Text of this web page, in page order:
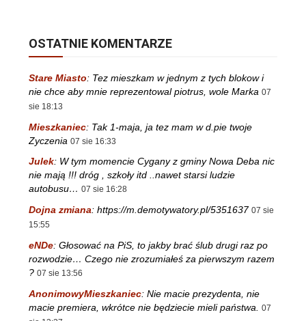
OSTATNIE KOMENTARZE
Stare Miasto: Tez mieszkam w jednym z tych blokow i
nie chce aby mnie reprezentowal piotrus, wole Marka 07
sie 18:13
Mieszkaniec: Tak 1-maja, ja tez mam w d.pie twoje
Zyczenia 07 sie 16:33
Julek: W tym momencie Cygany z gminy Nowa Deba nic
nie mają !!! dróg , szkoły itd ..nawet starsi ludzie
autobusu… 07 sie 16:28
Dojna zmiana: https://m.demotywatory.pl/5351637 07 sie
15:55
eNDe: Głosować na PiS, to jakby brać ślub drugi raz po
rozwodzie… Czego nie zrozumiałeś za pierwszym razem
? 07 sie 13:56
AnonimowyMieszkaniec: Nie macie prezydenta, nie
macie premiera, wkrótce nie będziecie mieli państwa.
07